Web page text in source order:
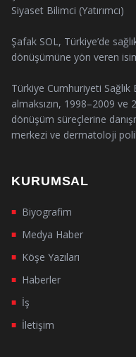
Siyaset Bilimci (Yatırımcı)
Şafak SOL, Türkiye’de
dönüşümüne yön veren
Türkiye Cumhuriyeti Sağlık
almaksızın, 1998–2009 ve
dönüşüm süreçlerine
merkezi ve dermatoloji
KURUMSAL
■ Biyografim
■ Medya Haber
■ Köşe Yazıları
■ Haberler
■ İş
■ İletişim